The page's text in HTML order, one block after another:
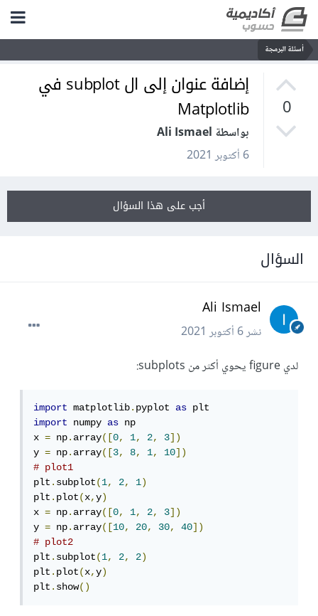
أسئلة البرمجة
0
إضافة عنوان إلى ال subplot في
Matplotlib
بواسطة Ali Ismael
6 أكتوبر 2021
أجب على هذا السؤال
السؤال
Ali Ismael
نشر6 أكتوبر 2021
لدي figure يحوي أكثر من subplots:
import matplotlib.pyplot as
import
numpy as np
x = np.array([0, 1, 2, 3])
y = np.array([3, 8, 1, 10])
# plot1
plt.subplot(1, 2, 1)
plt.plot(x,y)
x = np.array([0, 1, 2, 3])
y = np.array([10, 20, 30, 40])
# plot2
plt.subplot(1, 2, 2)
plt.plot(x,y)
plt.show()